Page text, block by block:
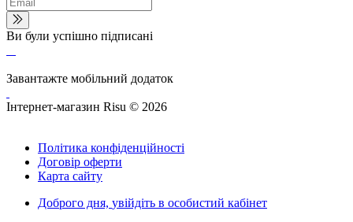
Ви були успішно підписані
Завантажте мобільний додаток
Інтернет-магазин Risu © 2026
Політика конфіденційності
Договір оферти
Карта сайту
Доброго дня, увійдіть в особистий кабінет